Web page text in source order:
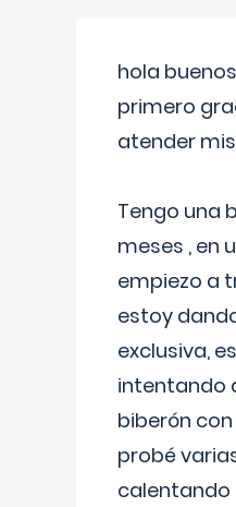
hola
primero
atender
Tengo una
meses , en
empiezo a
estoy
exclusiva,
intentando
biberón
probé